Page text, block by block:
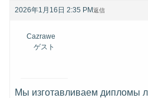
2026年1月16日 2:35 PM返信
Cazrawe
ゲスト
Мы изготавливаем дипломы